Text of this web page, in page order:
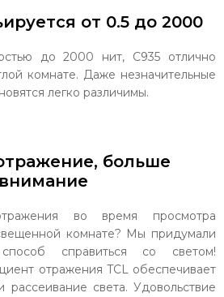
от 0.5 до 2000
до 2000 нит, С935 отлично
комнате. Даже незначительные
легко различимы.
больше
внимание
во время просмотра
комнате? Мы придумали
справиться со светом!
отражения TCL обеспечивает
света. Удовольствие